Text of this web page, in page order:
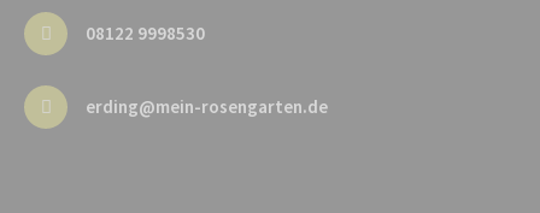
08122 9998530
erding@mein-rosengarten.de